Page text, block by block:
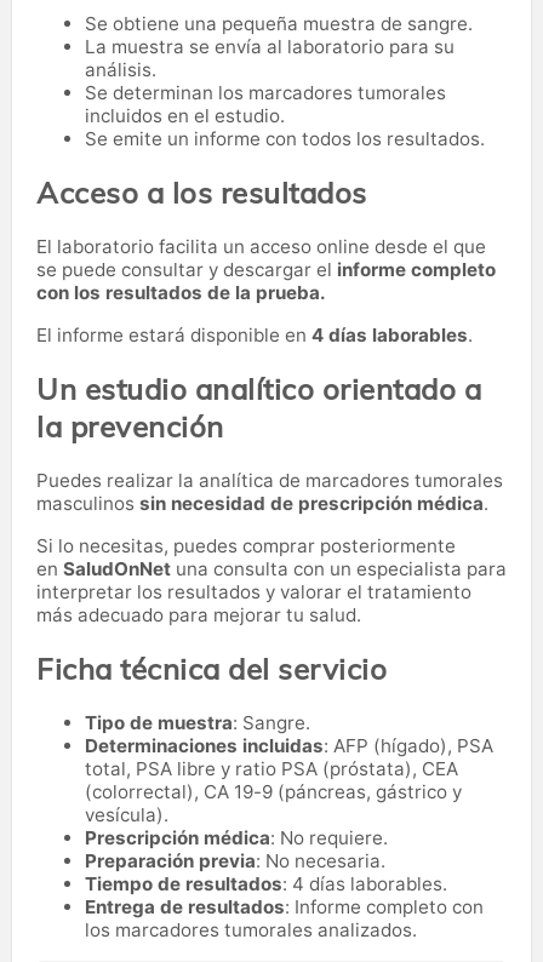
Se obtiene una pequeña muestra de sangre.
La muestra se envía al laboratorio para su
análisis.
Se determinan los marcadores tumorales
incluidos en el estudio.
Se emite un informe con todos los resultados.
Acceso a los resultados
El laboratorio facilita un acceso online desde el que
se puede consultar y descargar el informe completo
con los resultados de la prueba.
El informe estará disponible en 4 días laborables.
Un estudio analítico orientado a
la prevención
Puedes realizar la analítica de marcadores tumorales
masculinos sin necesidad de prescripción médica.
Si lo necesitas, puedes comprar posteriormente
en SaludOnNet una consulta con un especialista para
interpretar los resultados y valorar el tratamiento
más adecuado para mejorar tu salud.
Ficha técnica del servicio
Tipo de muestra: Sangre.
Determinaciones incluidas: AFP (hígado), PSA
total, PSA libre y ratio PSA (próstata), CEA
(colorrectal), CA 19-9 (páncreas, gástrico y
vesícula).
Prescripción médica: No requiere.
Preparación previa: No necesaria.
Tiempo de resultados: 4 días laborables.
Entrega de resultados: Informe completo con
los marcadores tumorales analizados.